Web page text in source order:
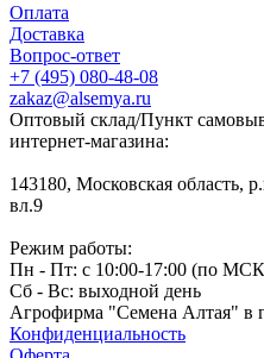
Оплата
Доставка
Вопрос-ответ
+7 (495) 080-48-08
zakaz@alsemya.ru
Оптовый склад/Пункт
интернет-магазина:
143180, Московская область,
вл.9
Режим работы:
Пн - Пт: с 10:00-17:00 (по
Сб - Вс: выходной день
Агрофирма "Семена Алтая" в
Конфиденциальность